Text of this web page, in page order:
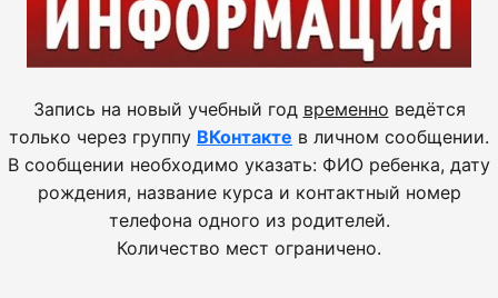
Запись на новый учебный год временно ведётся
только через группу ВКонтакте в личном сообщении.
В сообщении необходимо указать: ФИО ребенка, дату
рождения, название курса и контактный номер
телефона одного из родителей.
Количество мест ограничено.